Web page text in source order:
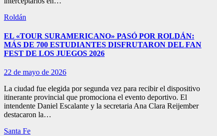
Roldán
EL «TOUR SURAMERICANO» PASÓ POR ROLDÁN:
MÁS DE 700 ESTUDIANTES DISFRUTARON DEL FAN
FEST DE LOS JUEGOS 2026
22 de mayo de 2026
La ciudad fue elegida por segunda vez para recibir el dispositivo
itinerante provincial que promociona el evento deportivo. El
intendente Daniel Escalante y la secretaria Ana Clara Reijember
destacaron la…
Santa Fe